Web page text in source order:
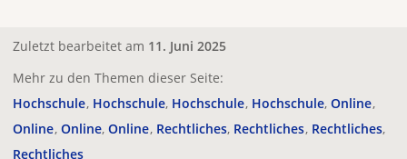
Zuletzt bearbeitet am 11. Juni 2025
Mehr zu den Themen dieser Seite:
Hochschule Hochschule Hochschule Hochschule Online
Online Online Online Rechtliches Rechtliches Rechtliches
Rechtliches